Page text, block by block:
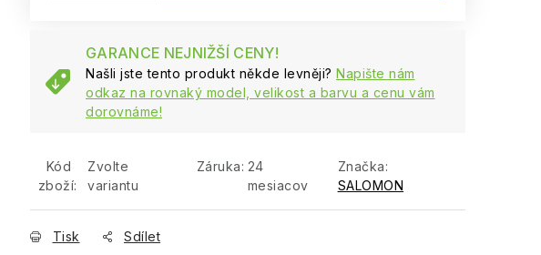
GARANCE NEJNIŽŠÍ CENY!
Našli jste tento produkt někde levněji? Napište nám
odkaz na rovnaký model, velikost a barvu a cenu vám
dorovnáme!
Kód
zboží:
Zvolte
variantu
Záruka: 24
mesiacov
Značka:
SALOMON
Tisk Sdílet